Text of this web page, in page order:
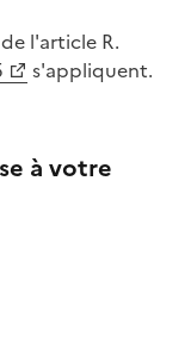
l'article R.
s'appliquent.
à votre